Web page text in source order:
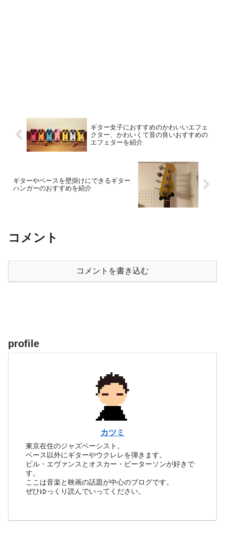
ギター女子におすすめのかわいいエフェ
クター、かわいくて音の良いおすすめの
エフェターを紹介
ギターやベースを壁掛けにできるギター
ハンガーのおすすめを紹介
コメント
コメントを書き込む
profile
カツミ
東京在住のジャズベーシスト。
ベース以外にギターやウクレレを弾きます。
ビル・エヴァンスとオスカー・ピーターソンが好きで
す。
ここは音楽と映画の話題が中心のブログです。
ぜひゆっくり読んでいってください。